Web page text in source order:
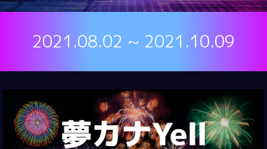
2021.08.02 ~ 2021.10.09